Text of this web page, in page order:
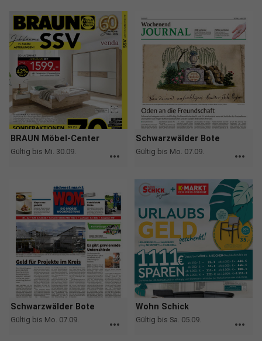
BRAUN Möbel-Center
Gültig bis Mi. 30.09. more_horiz
Schwarzwälder Bote
Gültig bis Mo. 07.09. more_horiz
Schwarzwälder Bote
Gültig bis Mo. 07.09. more_horiz
Wohn Schick
Gültig bis Sa. 05.09. more_horiz